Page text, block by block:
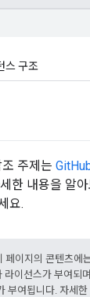
스 구조
주제는
한 내용을 알
요.
페이지의 콘텐츠에
라이선스가 부여되
부여됩니다. 자세한